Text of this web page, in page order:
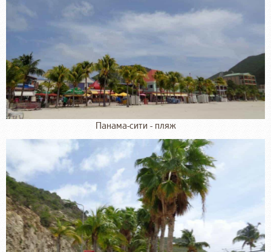
Панама-сити - пляж